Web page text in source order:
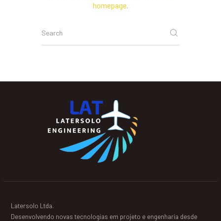
homepage.
Latersolo Ltda.
Desenvolvendo novas tecnologias em projeto e engenharia desde